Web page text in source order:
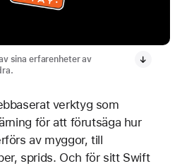
sina erfarenheter av
verktyg som
för att förutsäga hur
av myggor, till
sprids. Och för sitt Swift